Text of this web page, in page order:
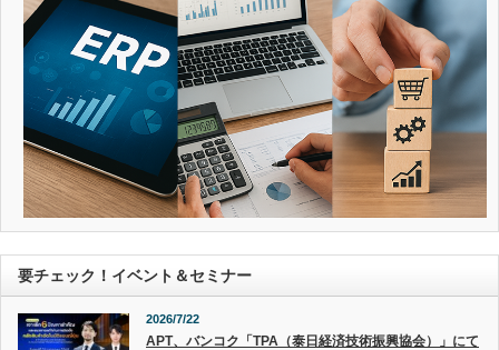
要チェック！イベント＆セミナー
2026/7/22
APT、バンコク「TPA（泰日経済技術振興協会）」にて